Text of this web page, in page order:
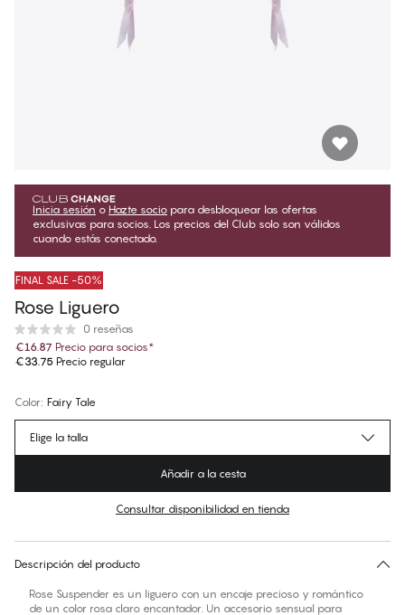
Inicia sesión o Hazte socio para desbloquear las ofertas
exclusivas para socios. Los precios del Club solo son válidos
cuando estás conectado.
FINAL SALE -50%
Rose Liguero
0 reseñas
€16.87 Precio para socios*
€33.75 Precio regular
Color: Fairy Tale
No hay talla sugerida para este artículo
Elige la talla
Añadir a la cesta
Consultar disponibilidad en tienda
Descripción del producto
Rose Suspender es un liguero con un encaje precioso y romántico
de un color rosa claro encantador. Un accesorio sensual para